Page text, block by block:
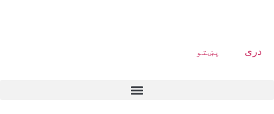
دری پښتو